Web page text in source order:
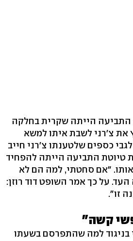
התביעה הייתה שקרית בחלקה
את צ'רני לשבת איתו למשא
כספים שלטענתו צ'רני חייב
טיוטת התביעה הייתה להפחיד
"אם סחטתי, למה הם לא
על כך אמר השופט דוד רוזן:
זו".
קשה"
בניגוד למה שהתפרסם בשעתו